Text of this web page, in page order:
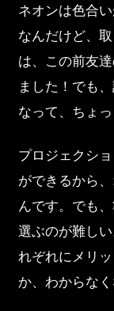
ネオンは色合
なんだけど、
は、この前友
ました！でも
なって、ちょ
プロジェクシ
ができるから
んです。でも
選ぶのが難し
れぞれにメリ
か、わからな